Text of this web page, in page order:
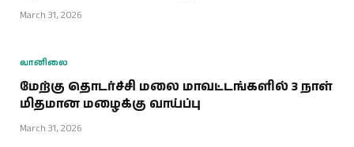
March 31, 2026
வானிலை
மேற்கு தொடர்ச்சி மலை மாவட்டங்களில் 3 நாள்
மிதமான மழைக்கு வாய்ப்பு
March 31, 2026